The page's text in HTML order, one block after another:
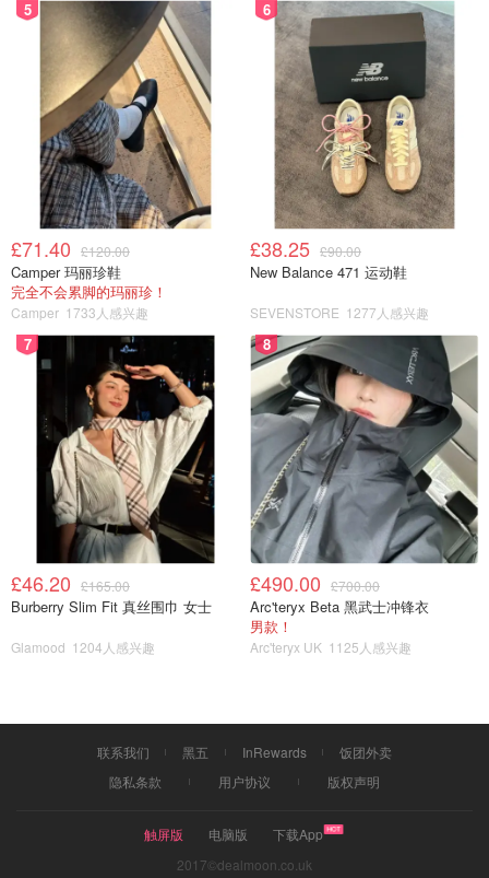
这种也是lvp 但是它边缘没有齿 而是很软 甚至可以弯起来
价格非常便宜 我猜这种大概是peel and stick 沾在地面上的
那种
5
£71.40 £120.00
Camper 玛丽珍鞋
完全不会累脚的玛丽珍！
Camper 1733人感兴趣
6
£38.25 £90.00
New Balance 471 运动鞋
SEVENSTORE 1277人感兴趣
7
£46.20 £165.00
Burberry Slim Fit 真丝围巾 女士
Glamood 1204人感兴趣
8
£490.00 £700.00
Arc'teryx Beta 黑武士冲锋衣
男款！
Arc'teryx UK 1125人感兴趣
联系我们 黑五 InRewards
饭团外卖
隐私条款
用户协议 版权声明
触屏版 电脑版
下载App
2017©dealmoon.co.uk